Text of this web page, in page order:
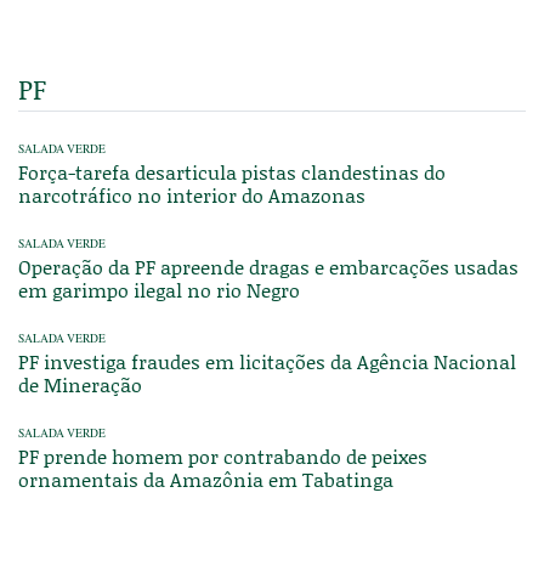
PF
SALADA VERDE
Força-tarefa desarticula pistas clandestinas do
narcotráfico no interior do Amazonas
SALADA VERDE
Operação da PF apreende dragas e embarcações usadas
em garimpo ilegal no rio Negro
SALADA VERDE
PF investiga fraudes em licitações da Agência Nacional
de Mineração
SALADA VERDE
PF prende homem por contrabando de peixes
ornamentais da Amazônia em Tabatinga